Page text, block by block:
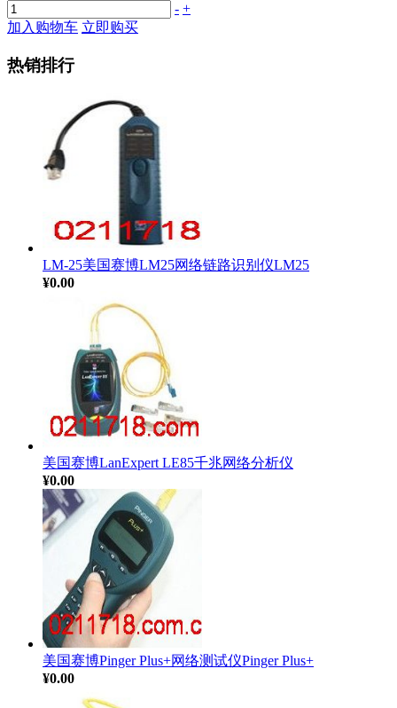
- +
加入购物车 立即购买
热销排行
LM-25美国赛博LM25网络链路识别仪LM25
¥0.00
美国赛博LanExpert LE85千兆网络分析仪
¥0.00
美国赛博Pinger Plus+网络测试仪Pinger Plus+
¥0.00